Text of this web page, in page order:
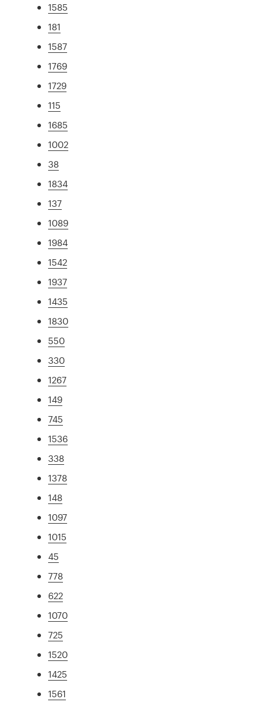
1585
181
1587
1769
1729
115
1685
1002
38
1834
137
1089
1984
1542
1937
1435
1830
550
330
1267
149
745
1536
338
1378
148
1097
1015
45
778
622
1070
725
1520
1425
1561